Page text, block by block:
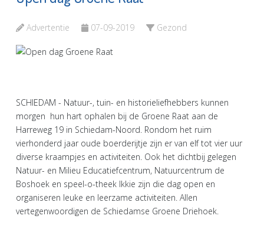
Advertentie 07-09-2019 Gezond
SCHIEDAM - Natuur-, tuin- en historieliefhebbers kunnen
morgen hun hart ophalen bij de Groene Raat aan de
Harreweg 19 in Schiedam-Noord. Rondom het ruim
vierhonderd jaar oude boerderijtje zijn er van elf tot vier uur
diverse kraampjes en activiteiten. Ook het dichtbij gelegen
Natuur- en Milieu Educatiefcentrum, Natuurcentrum de
Boshoek en speel-o-theek Ikkie zijn die dag open en
organiseren leuke en leerzame activiteiten. Allen
vertegenwoordigen de Schiedamse Groene Driehoek.